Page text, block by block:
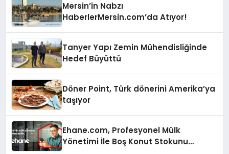
Mersin’in Nabzı
HaberlerMersin.com’da Atıyor!
Tanyer Yapı Zemin Mühendisliğinde
Hedef Büyüttü
Döner Point, Türk dönerini Amerika’ya
taşıyor
Ehane.com, Profesyonel Mülk
Yönetimi İle Boş Konut Stokunu